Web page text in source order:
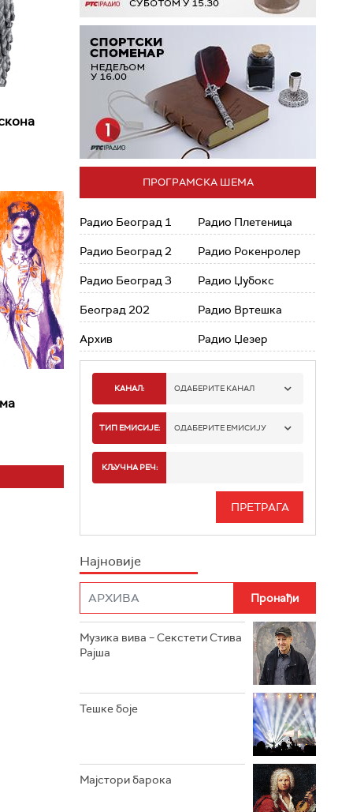
ПРОГРАМСКА ШЕМА
Радио Београд 1
Радио Београд 2
Радио Београд 3
Београд 202
Архив
Радио Плетеница
Радио Рокенролер
Радио Џубокс
Радио Вртешка
Радио Џезер
КАНАЛ: ОДАБЕРИТЕ КАНАЛ
РАДИО БЕОГРАД 1
РАДИО БЕОГРАД 3
РАДИО РОКЕНРОЛЕР
РАДИО ЏУБОКС
РАДИО ВРТЕШКА
РАДИО ЏЕЗЕР
ТИП ЕМИСИЈЕ: ОДАБЕРИТЕ ЕМИСИЈУ
ИНФО
КЉУЧНА РЕЧ:
Најновије
Музика вива – Секстети Стива
Рајша
Тешке боје
Мајстори барока